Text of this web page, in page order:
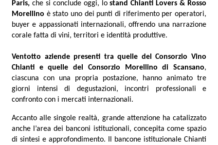
Paris, che si conclude oggi, lostand Chianti Lovers & Rosso
Morellino è stato uno dei punti di riferimento per operatori,
buyer e appassionati internazionali, offrendo una narrazione
corale fatta di vini, territori e identità produttive.
Ventotto aziende presenti tra quelle del Consorzio Vino
Chianti e quelle del Consorzio Morellino di Scansano,
ciascuna con una propria postazione, hanno animato tre
giorni intensi di degustazioni, incontri professionali e
confronto con i mercati internazionali.
Accanto alle singole realtà, grande attenzione ha catalizzato
anche l’area dei banconi istituzionali, concepita come spazio
di sintesi e approfondimento. Il bancone istituzionale Chianti